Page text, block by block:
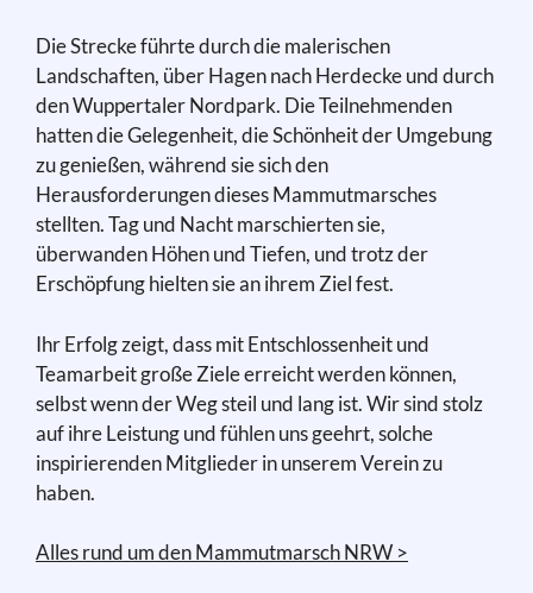
Die Strecke führte durch die malerischen
Landschaften, über Hagen nach Herdecke und durch
den Wuppertaler Nordpark. Die Teilnehmenden
hatten die Gelegenheit, die Schönheit der Umgebung
zu genießen, während sie sich den
Herausforderungen dieses Mammutmarsches
stellten. Tag und Nacht marschierten sie,
überwanden Höhen und Tiefen, und trotz der
Erschöpfung hielten sie an ihrem Ziel fest.
Ihr Erfolg zeigt, dass mit Entschlossenheit und
Teamarbeit große Ziele erreicht werden können,
selbst wenn der Weg steil und lang ist. Wir sind stolz
auf ihre Leistung und fühlen uns geehrt, solche
inspirierenden Mitglieder in unserem Verein zu
haben.
Alles rund um den Mammutmarsch NRW >